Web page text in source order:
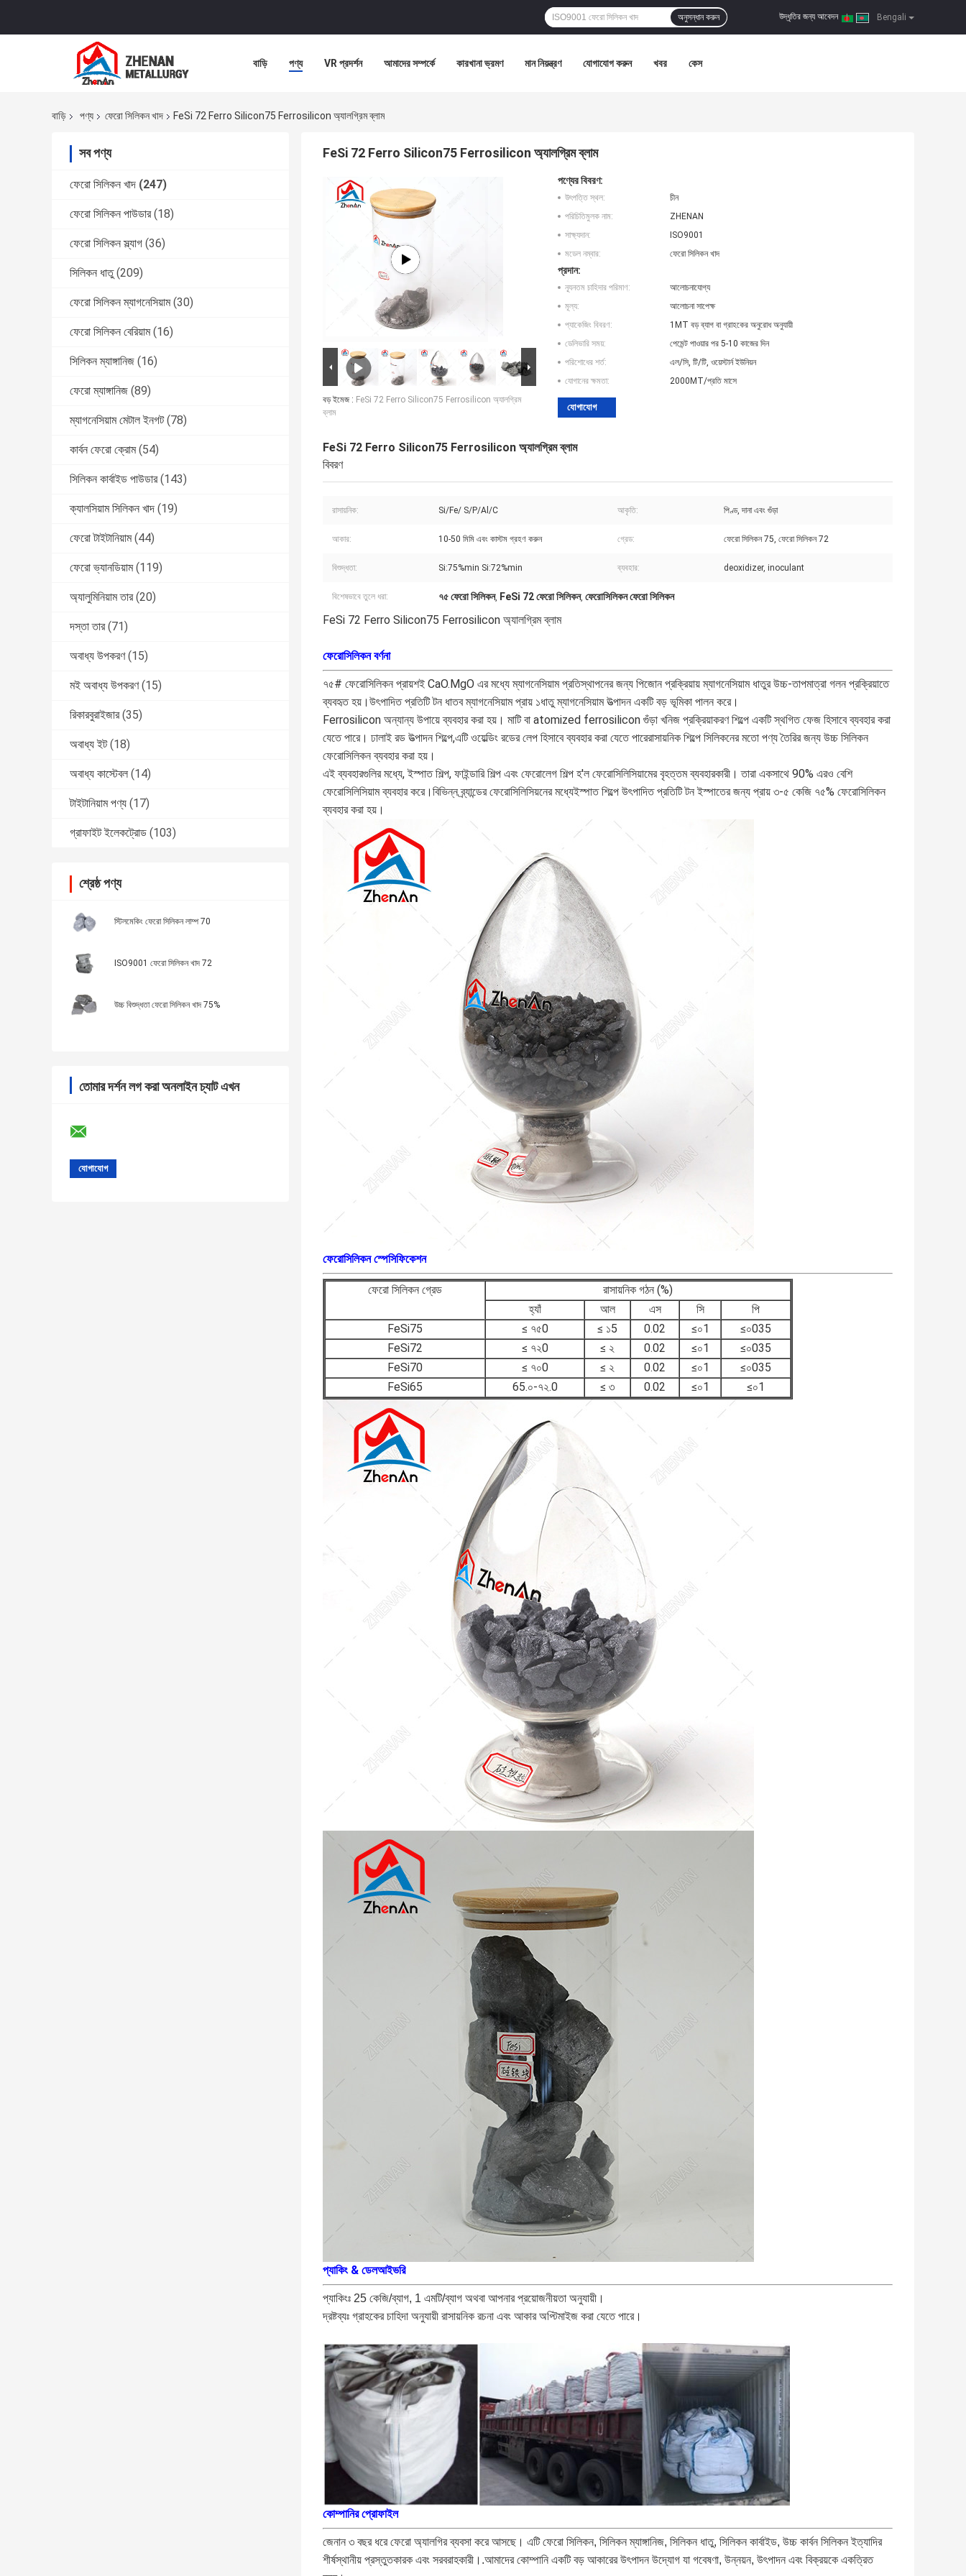
Bengali
উদ্ধৃতির জন্য আবেদন |
অনুসন্ধান করুন
বাড়ি পণ্য VR প্রদর্শন আমাদের সম্পর্কে কারখানা ভ্রমণ মান নিয়ন্ত্রণ যোগাযোগ করুন খবর কেস
বাড়ি পণ্য ফেরো সিলিকন খাদ FeSi 72 Ferro Silicon75 Ferrosilicon অ্যালগ্রিম ব্লাম
সব পণ্য
ফেরো সিলিকন খাদ (247)
ফেরো সিলিকন পাউডার (18)
ফেরো সিলিকন স্ল্যাগ (36)
সিলিকন ধাতু (209)
ফেরো সিলিকন ম্যাগনেসিয়াম (30)
ফেরো সিলিকন বেরিয়াম (16)
সিলিকন ম্যাঙ্গানিজ (16)
ফেরো ম্যাঙ্গানিজ (89)
ম্যাগনেসিয়াম মেটাল ইনগট (78)
কার্বন ফেরো ক্রোম (54)
সিলিকন কার্বাইড পাউডার (143)
ক্যালসিয়াম সিলিকন খাদ (19)
ফেরো টাইটানিয়াম (44)
ফেরো ভ্যানডিয়াম (119)
অ্যালুমিনিয়াম তার (20)
দস্তা তার (71)
অবাধ্য উপকরণ (15)
মই অবাধ্য উপকরণ (15)
রিকারবুরাইজার (35)
অবাধ্য ইট (18)
অবাধ্য কাস্টেবল (14)
টাইটানিয়াম পণ্য (17)
গ্রাফাইট ইলেকট্রোড (103)
শ্রেষ্ঠ পণ্য
স্টিলমেকিং ফেরো সিলিকন লাম্প 70
ISO9001 ফেরো সিলিকন খাদ 72
উচ্চ বিশুদ্ধতা ফেরো সিলিকন খাদ 75%
তোমার দর্শন লগ করা অনলাইন চ্যাট এখন
FeSi 72 Ferro Silicon75 Ferrosilicon অ্যালগ্রিম ব্লাম
বড় ইমেজ : FeSi 72 Ferro Silicon75 Ferrosilicon অ্যালগ্রিম
ব্লাম
পণ্যের বিবরণ:
উৎপত্তি স্থল:
চীন
পরিচিতিমুলক নাম:
ZHENAN
সাক্ষ্যদান:
ISO9001
মডেল নম্বার:
ফেরো সিলিকন খাদ
প্রদান:
ন্যূনতম চাহিদার পরিমাণ:
আলোচনাযোগ্য
মূল্য:
আলোচনা সাপেক্ষ
প্যাকেজিং বিবরণ:
1MT বড় ব্যাগ বা গ্রাহকের অনুরোধ অনুযায়ী
ডেলিভারি সময়:
পেমেন্ট পাওয়ার পর 5-10 কাজের দিন
পরিশোধের শর্ত:
এল/সি, টি/টি, ওয়েস্টার্ন ইউনিয়ন
যোগানের ক্ষমতা:
2000MT/প্রতি মাসে
যোগাযোগ
FeSi 72 Ferro Silicon75 Ferrosilicon অ্যালগ্রিম ব্লাম
বিবরণ
রাসায়নিক: Si/Fe/ S/P/Al/C আকৃতি: পিণ্ড, দানা এবং গুঁড়া
আকার: 10-50 মিমি এবং কাস্টম গ্রহণ করুন গ্রেড: ফেরো সিলিকন 75, ফেরো সিলিকন 72
বিশুদ্ধতা: Si:75%min Si:72%min ব্যবহার: deoxidizer, inoculant
বিশেষভাবে তুলে ধরা: ৭৫ ফেরো সিলিকন, FeSi 72 ফেরো সিলিকন, ফেরোসিলিকন ফেরো সিলিকন
FeSi 72 Ferro Silicon75 Ferrosilicon অ্যালগ্রিম ব্লাম
ফেরোসিলিকন বর্ণনা
৭৫# ফেরোসিলিকন প্রায়শই CaO.MgO এর মধ্যে ম্যাগনেসিয়াম প্রতিস্থাপনের জন্য পিজোন প্রক্রিয়ায় ম্যাগনেসিয়াম ধাতুর উচ্চ-তাপমাত্রা গলন প্রক্রিয়াতে
ব্যবহৃত হয়।উৎপাদিত প্রতিটি টন ধাতব ম্যাগনেসিয়াম প্রায় ১ধাতু ম্যাগনেসিয়াম উত্পাদন একটি বড় ভূমিকা পালন করে।
Ferrosilicon অন্যান্য উপায়ে ব্যবহার করা হয়। মাটি বা atomized ferrosilicon গুঁড়া খনিজ প্রক্রিয়াকরণ শিল্পে একটি স্থগিত ফেজ হিসাবে ব্যবহার করা
যেতে পারে। ঢালাই রড উত্পাদন শিল্পে,এটি ওয়েল্ডিং রডের লেপ হিসাবে ব্যবহার করা যেতে পারেরাসায়নিক শিল্পে সিলিকনের মতো পণ্য তৈরির জন্য উচ্চ সিলিকন
ফেরোসিলিকন ব্যবহার করা হয়।
এই ব্যবহারগুলির মধ্যে, ইস্পাত শিল্প, ফাইন্ডারি শিল্প এবং ফেরোলেগ শিল্প হ'ল ফেরোসিলিসিয়ামের বৃহত্তম ব্যবহারকারী। তারা একসাথে 90% এরও বেশি
ফেরোসিলিসিয়াম ব্যবহার করে।বিভিন্ন ব্র্যান্ডের ফেরোসিলিসিয়নের মধ্যেইস্পাত শিল্পে উৎপাদিত প্রতিটি টন ইস্পাতের জন্য প্রায় ৩-৫ কেজি ৭৫% ফেরোসিলিকন
ব্যবহার করা হয়।
ফেরোসিলিকন স্পেসিফিকেশন
ফেরো সিলিকন গ্রেড
রাসায়নিক গঠন (%)
হ্যাঁ
আল এস সি
পি
FeSi75
≤ ৭৫0 ≤ ১5 0.02 ≤০1
≤০035
FeSi72
≤ ৭২0 ≤ ২ 0.02 ≤০1
≤০035
FeSi70
≤ ৭০0 ≤ ২ 0.02 ≤০1
≤০035
FeSi65
65.০-৭২.0 ≤ ৩ 0.02 ≤০1 ≤০1
প্যাকিং & ডেলআইভরি
প্যাকিংঃ 25 কেজি/ব্যাগ, 1 এমটি/ব্যাগ অথবা আপনার প্রয়োজনীয়তা অনুযায়ী।
দ্রষ্টব্যঃ গ্রাহকের চাহিদা অনুযায়ী রাসায়নিক রচনা এবং আকার অপ্টিমাইজ করা যেতে পারে।
কোম্পানির প্রোফাইল
জেনান ৩ বছর ধরে ফেরো অ্যালগির ব্যবসা করে আসছে। এটি ফেরো সিলিকন, সিলিকন ম্যাঙ্গানিজ, সিলিকন ধাতু, সিলিকন কার্বাইড, উচ্চ কার্বন সিলিকন ইত্যাদির
শীর্ষস্থানীয় প্রস্তুতকারক এবং সরবরাহকারী।.আমাদের কোম্পানি একটি বড় আকারের উৎপাদন উদ্যোগ যা গবেষণা, উন্নয়ন, উৎপাদন এবং বিক্রয়কে একত্রিত